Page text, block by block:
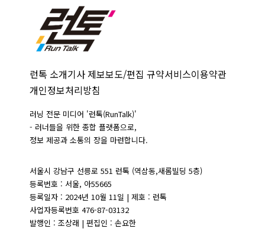
런톡 소개기사 제보보도/편집 규약서비스이용약관
개인정보처리방침
러닝 전문 미디어 '런톡(RunTalk)'
- 러너들을 위한 종합 플랫폼으로,
정보 제공과 소통의 장을 마련합니다.
서울시 강남구 선릉로 551 런톡 (역삼동,새롬빌딩 5층)
등록번호 : 서울, 아55665
등록일자 : 2024년 10월 11일 | 제호 : 런톡
사업자등록번호 476-87-03132
발행인 : 조상래 | 편집인 : 손요한